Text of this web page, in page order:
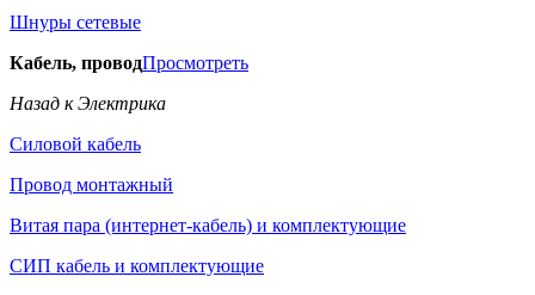
Шнуры сетевые
Кабель, проводПросмотреть
Назад к Электрика
Силовой кабель
Провод монтажный
Витая пара (интернет-кабель) и комплектующие
СИП кабель и комплектующие